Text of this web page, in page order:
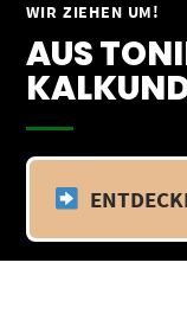
WIR ZIEHEN UM!
AUS
Springe
Inhalt
Vom 09.04.25 -
Zeitraum